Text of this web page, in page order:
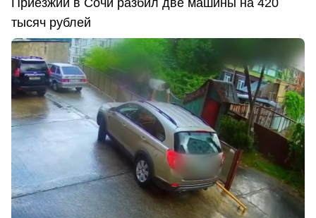
Приезжий в Сочи разбил две машины на 420
тысяч рублей